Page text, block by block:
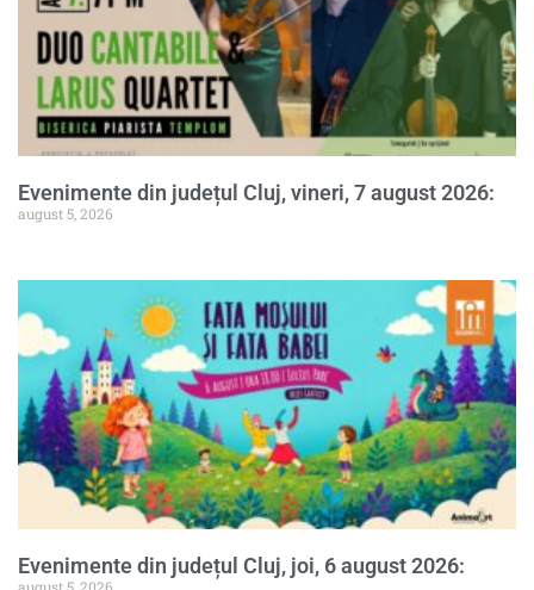
Evenimente din județul Cluj, vineri, 7 august 2026:
august 5, 2026
Evenimente din județul Cluj, joi, 6 august 2026: